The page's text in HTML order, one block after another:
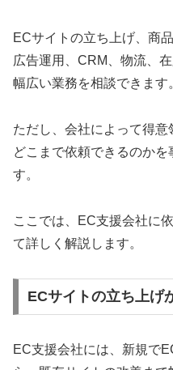
ECサイトの立ち上げ、商
広告運用、CRM、物流、
幅広い業務を相談できます
ただし、会社によって得意
どこまで依頼できるのか
す。
ここでは、EC支援会社に
て詳しく解説します。
ECサイトの立ち上げ
EC支援会社には、新規で